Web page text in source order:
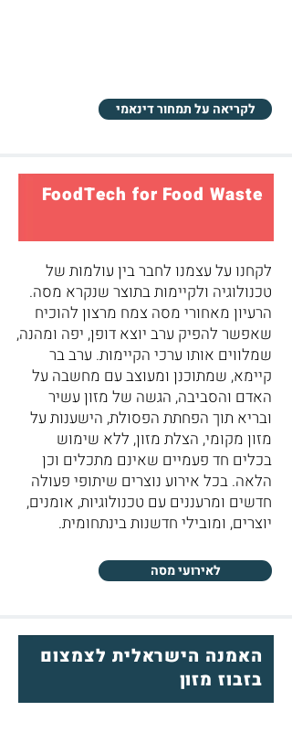
לקריאה על תמחור דינאמי
FoodTech for Food Waste
לקחנו על עצמנו לחבר בין עולמות של
טכנולוגיה ולקיימות בתוצר שנקרא מסה.
הרעיון מאחורי מסה צמח מרצון להוכיח
שאפשר להפיק ערב יוצא דופן, יפה ומהנה,
שמלווים אותו ערכי הקיימות. ערב בר
קיימא, שמתוכנן ומעוצב עם מחשבה על
האדם והסביבה, הגשה של מזון עשיר
ובריא תוך הפחתת הפסולת, הישענות על
מזון מקומי, הצלת מזון, ללא שימוש
בכלים חד פעמיים שאינם מתכלים וכן
הלאה. בכל אירוע נוצרים שיתופי פעולה
חדשים ומרעננים עם טכנולוגיות, אומנים,
יוצרים, ומובילי חדשנות בינתחומית.
לאירועי מסה
האמנה הישראלית לצמצום
בזבוז מזון